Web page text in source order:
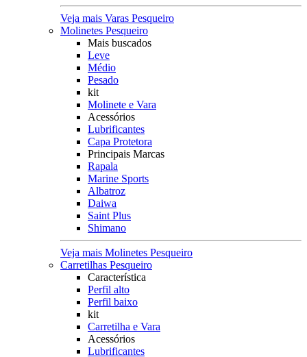
Veja mais Varas Pesqueiro
Molinetes Pesqueiro
Mais buscados
Leve
Médio
Pesado
kit
Molinete e Vara
Acessórios
Lubrificantes
Capa Protetora
Principais Marcas
Rapala
Marine Sports
Albatroz
Daiwa
Saint Plus
Shimano
Veja mais Molinetes Pesqueiro
Carretilhas Pesqueiro
Característica
Perfil alto
Perfil baixo
kit
Carretilha e Vara
Acessórios
Lubrificantes